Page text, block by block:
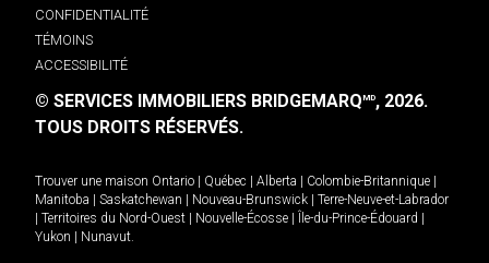
CONFIDENTIALITÉ
TÉMOINS
ACCESSIBILITÉ
© SERVICES IMMOBILIERS BRIDGEMARQMD, 2026.
TOUS DROITS RÉSERVÉS.
Trouver une maison Ontario Québec Alberta Colombie-Britannique
Manitoba
Saskatchewan Nouveau-Brunswick
Terre-Neuve-et-Labrador
Territoires du Nord-Ouest Nouvelle-Écosse Île-du-Prince-Édouard
Yukon
Nunavut.